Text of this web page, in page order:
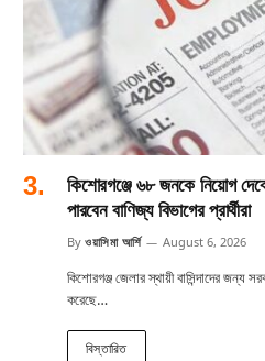
কিশোরগঞ্জে ৬৮ জনকে নিয়োগ
পারবেন বাণিজ্য বিভাগের প্রার্থীরা
By ওয়াসিমা আর্শি August 6, 2026
কিশোরগঞ্জ জেলার স্থায়ী বাসিন্দাদের জন্য
করেছে…
বিস্তারিত